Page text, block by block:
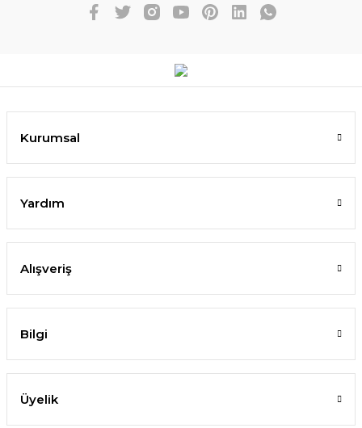
Kurumsal
Yardım
Alışveriş
Bilgi
Üyelik